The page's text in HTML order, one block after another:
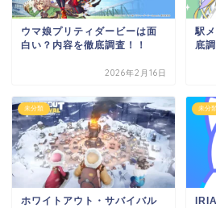
ウマ娘プリティダービーは面
白い？内容を徹底調査！！
2026年2月16日
駅
底
未分類
ホワイトアウト・サバイバル
未分